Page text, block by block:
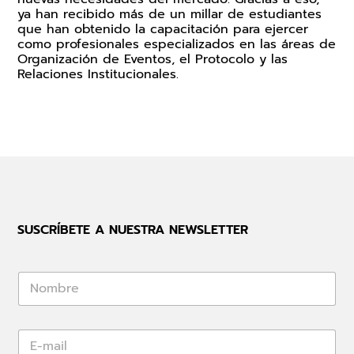
ya han recibido más de un millar de estudiantes
que han obtenido la capacitación para ejercer
como profesionales especializados en las áreas de
Organización de Eventos, el Protocolo y las
Relaciones Institucionales.
SUSCRÍBETE A NUESTRA NEWSLETTER
*
*
E